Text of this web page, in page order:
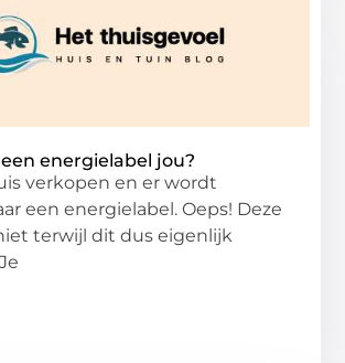
energielabel jou?
verkopen en er wordt
een energielabel. Oeps! Deze
terwijl dit dus eigenlijk